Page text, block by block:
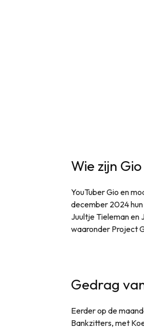
Wie zijn
YouTuber Gio en
december 2024
Juultje Tieleman en
waaronder Project
Gedrag
Eerder op de
Bankzitters, met